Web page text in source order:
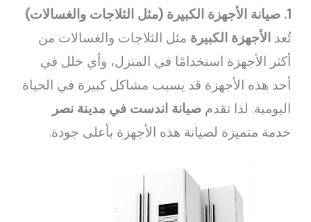
1. صيانة الأجهزة الكبيرة (مثل الثلاجات والغسالات)
تُعدالأجهزة الكبيرة مثل الثلاجات والغسالات من
أكثر الأجهزة استخدامًا في المنزل، وأي خلل في
أحد هذه الأجهزة قد يسبب مشاكل كبيرة في الحياة
اليومية. لذا تقدمصيانة اندست في مدينة نصر
خدمة متميزة لصيانة هذه الأجهزة بأعلى جودة.